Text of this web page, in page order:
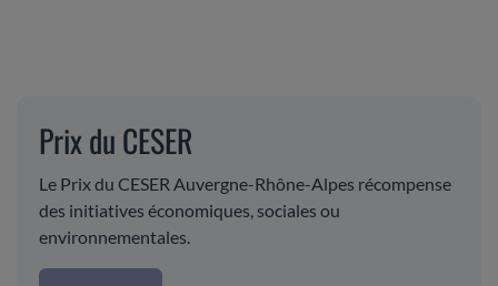
Prix du CESER
Le Prix du CESER Auvergne-Rhône-Alpes récompense
des initiatives économiques, sociales ou
environnementales.